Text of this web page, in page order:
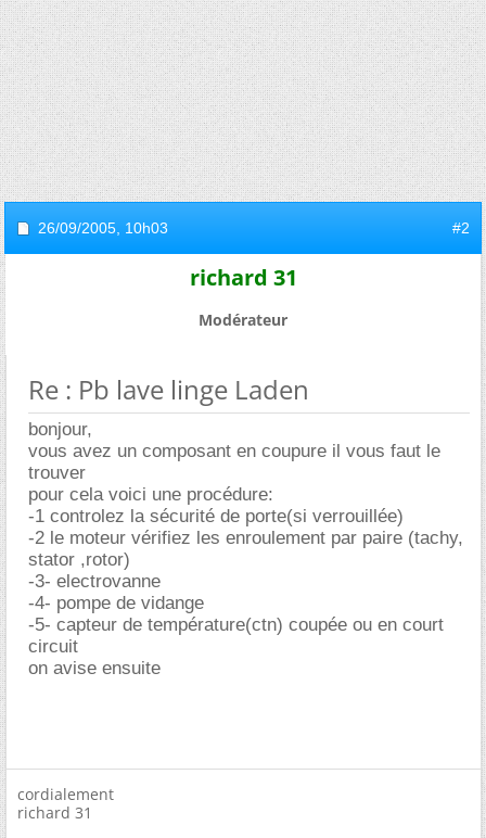
26/09/2005, 10h03 #2
richard 31
Modérateur
Re : Pb lave linge Laden
bonjour,
vous avez un composant en coupure il vous faut le
trouver
pour cela voici une procédure:
-1 controlez la sécurité de porte(si verrouillée)
-2 le moteur vérifiez les enroulement par paire (tachy,
stator ,rotor)
-3- electrovanne
-4- pompe de vidange
-5- capteur de température(ctn) coupée ou en court
circuit
on avise ensuite
cordialement
richard 31